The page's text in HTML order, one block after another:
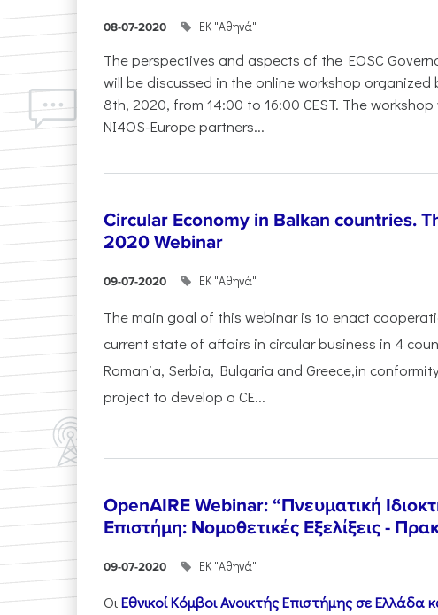
08-07-2020 ΕΚ "Αθηνά"
The perspectives and aspects of the EOSC
will be discussed in the online workshop organized
8th, 2020, from 14:00 to 16:00 CEST. The
NI4OS-Europe partners...
Circular Economy in Balkan countries.
2020 Webinar
09-07-2020 ΕΚ "Αθηνά"
The main goal of this webinar is to enact
current state of affairs in circular business in 4
Romania, Serbia, Bulgaria and Greece,in
project to develop a CE...
OpenAIRE Webinar: “Πνευματική
Επιστήμη: Νομοθετικές Εξελίξεις -
09-07-2020 ΕΚ "Αθηνά"
Οι Εθνικοί Κόμβοι Ανοικτής Επιστήμης σε Ελλάδα